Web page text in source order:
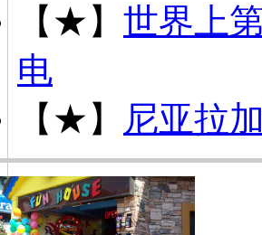
【★】 世界上
电
【★】
尼亚拉